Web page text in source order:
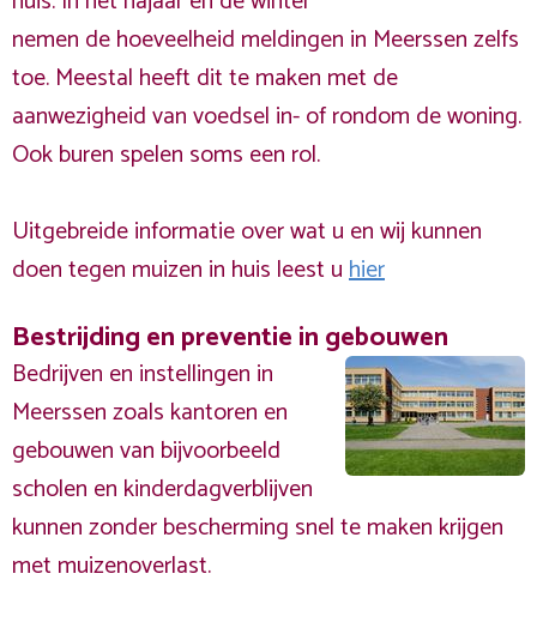
nemen de hoeveelheid meldingen in Meerssen zelfs
toe. Meestal heeft dit te maken met de
aanwezigheid van voedsel in- of rondom de woning.
Ook buren spelen soms een rol.
Uitgebreide informatie over wat u en wij kunnen
doen tegen muizen in huis leest uhier
Bestrijding en preventie in gebouwen
Bedrijven en instellingen in
Meerssen zoals kantoren en
gebouwen van bijvoorbeeld
scholen en kinderdagverblijven
kunnen zonder bescherming snel te maken krijgen
met muizenoverlast.